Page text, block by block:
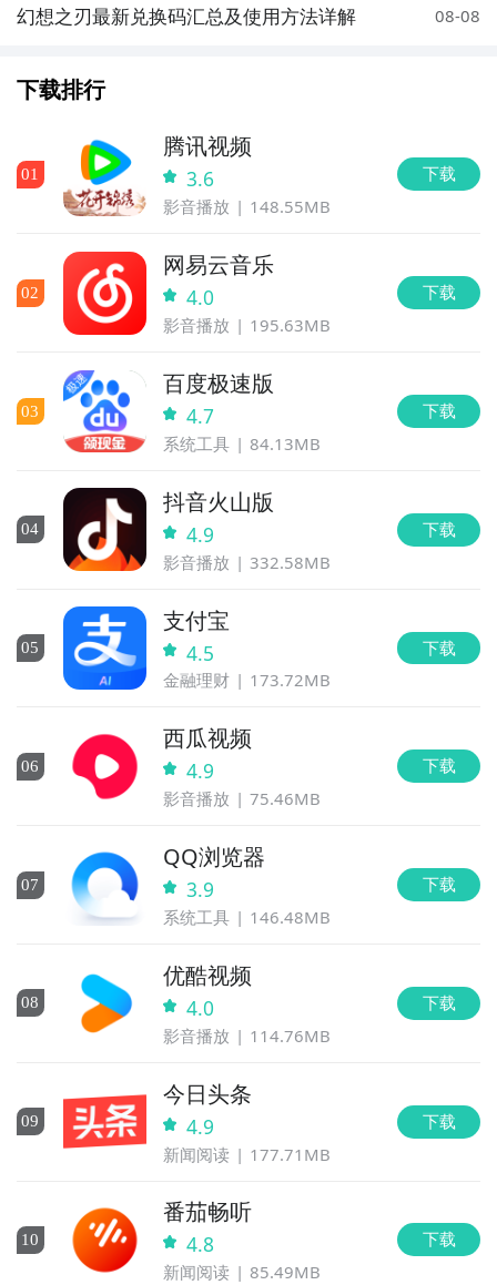
幻想之刃最新兑换码汇总及使用方法详解 08-08
下载排行
01
腾讯视频
3.6
影音播放 148.55MB
下载
02
网易云音乐
4.0
影音播放 195.63MB
下载
03
百度极速版
4.7
系统工具 84.13MB
下载
04
抖音火山版
4.9
影音播放 332.58MB
下载
05
支付宝
4.5
金融理财 173.72MB
下载
06
西瓜视频
4.9
影音播放 75.46MB
下载
07
QQ浏览器
3.9
系统工具 146.48MB
下载
08
优酷视频
4.0
影音播放 114.76MB
下载
09
今日头条
4.9
新闻阅读 177.71MB
下载
10
番茄畅听
4.8
新闻阅读 85.49MB
下载